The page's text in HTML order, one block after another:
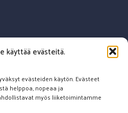
käyttää evästeitä.
evästeiden käytön. Evästeet
helppoa, nopeaa ja
myös liiketoimintamme